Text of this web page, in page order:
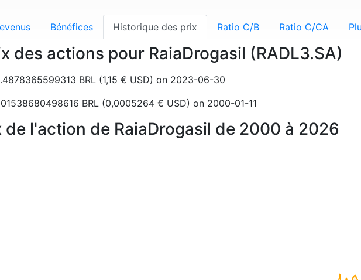
Bénéfices Historique des prix Ratio C/B Ratio C/CA
des actions pour RaiaDrogasil (RADL3.SA)
BRL (1,15 € USD) on 2023-06-30
BRL (0,0005264 € USD) on 2000-01-11
l'action de RaiaDrogasil de 2000 à 2026